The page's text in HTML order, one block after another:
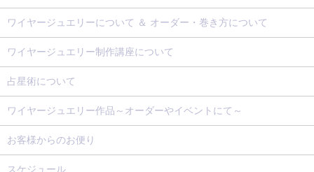
ワイヤージュエリーについて ＆ オーダー・巻き方について
ワイヤージュエリー制作講座について
占星術について
ワイヤージュエリー作品～オーダーやイベントにて～
お客様からのお便り
スケジュール